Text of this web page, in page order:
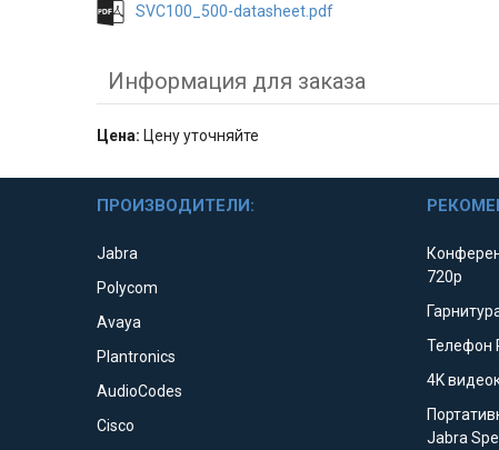
SVC100_500-datasheet.pdf
Информация для заказа
Цена: Цену уточняйте
ПРОИЗВОДИТЕЛИ:
Jabra
Polycom
Avaya
Plantronics
AudioCodes
Cisco
720p
Телефон
4K
Jabra